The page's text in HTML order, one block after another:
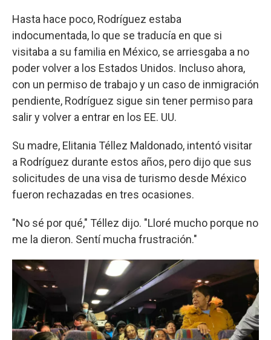
Hasta hace poco, Rodríguez estaba
indocumentada, lo que se traducía en que si
visitaba a su familia en México, se arriesgaba a no
poder volver a los Estados Unidos. Incluso ahora,
con un permiso de trabajo y un caso de inmigración
pendiente, Rodríguez sigue sin tener permiso para
salir y volver a entrar en los EE. UU.
Su madre, Elitania Téllez Maldonado, intentó visitar
a Rodríguez durante estos años, pero dijo que sus
solicitudes de una visa de turismo desde México
fueron rechazadas en tres ocasiones.
"No sé por qué," Téllez dijo. "Lloré mucho porque no
me la dieron. Sentí mucha frustración."